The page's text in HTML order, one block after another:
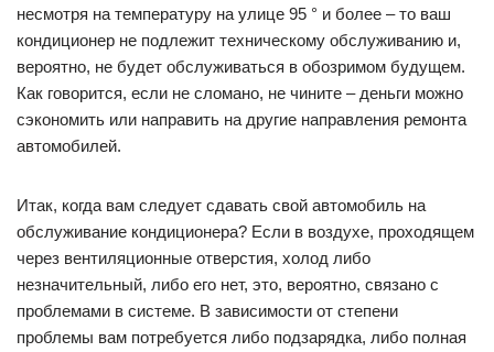
несмотря на температуру на улице 95 ° и более – то ваш
кондиционер не подлежит техническому обслуживанию и,
вероятно, не будет обслуживаться в обозримом будущем.
Как говорится, если не сломано, не чините – деньги можно
сэкономить или направить на другие направления ремонта
автомобилей.
Итак, когда вам следует сдавать свой автомобиль на
обслуживание кондиционера? Если в воздухе, проходящем
через вентиляционные отверстия, холод либо
незначительный, либо его нет, это, вероятно, связано с
проблемами в системе. В зависимости от степени
проблемы вам потребуется либо подзарядка, либо полная